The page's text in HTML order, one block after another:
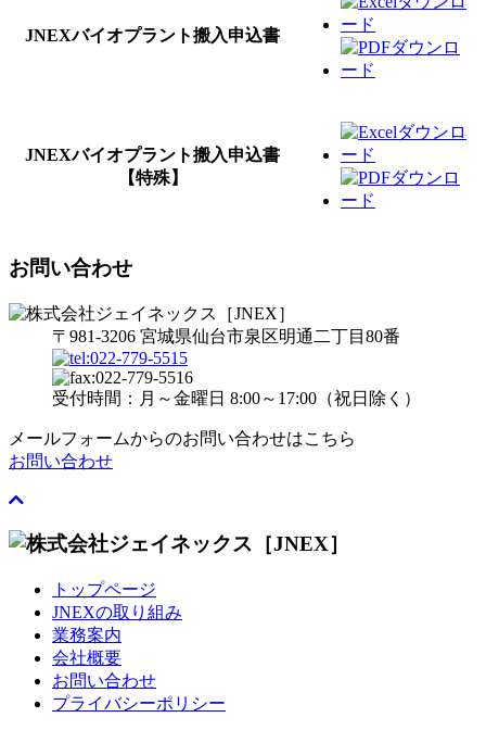
JNEXバイオプラント搬入申込書
JNEXバイオプラント搬入申込書
【特殊】
お問い合わせ
〒981-3206 宮城県仙台市泉区明通二丁目80番
受付時間：月～金曜日 8:00～17:00（祝日除く）
メールフォームからのお問い合わせはこちら
お問い合わせ
トップページ
JNEXの取り組み
業務案内
会社概要
お問い合わせ
プライバシーポリシー